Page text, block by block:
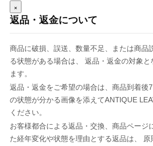
×
返品・返金について
商品に破損、誤送、数量不足、または商品
る状態がある場合は、 返品・返金の対象と
ます。
返品・返金をご希望の場合は、商品到着後
の状態が分かる画像を添えてANTIQUE
ください。
お客様都合による返品・交換、商品ページ
た経年変化や状態を理由とする返品は、 原